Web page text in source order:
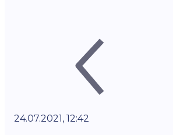
24.07.2021, 12:42